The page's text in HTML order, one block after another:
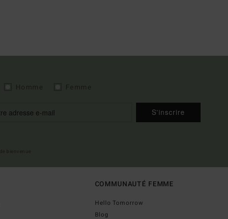
S'inscrire
COMMUNAUTÉ FEMME
Hello Tomorrow
Blog